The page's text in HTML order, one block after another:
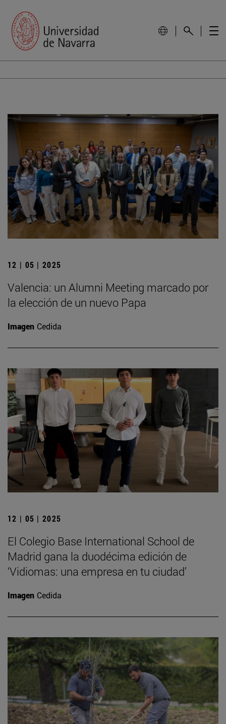
12 | 05 | 2025
Valencia: un Alumni Meeting marcado por
la elección de un nuevo Papa
Imagen Cedida
12 | 05 | 2025
El Colegio Base International School de
Madrid gana la duodécima edición de
‘Vidiomas: una empresa en tu ciudad’
Imagen Cedida